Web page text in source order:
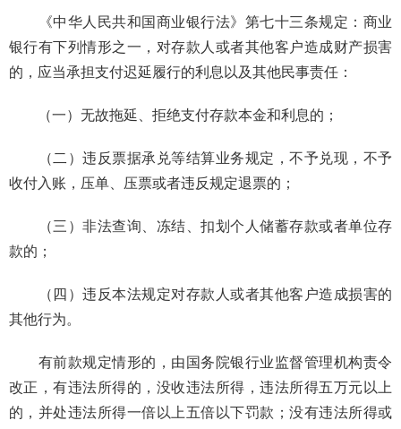
《中华人民共和国商业银行法》第七十三条规定：商业
银行有下列情形之一，对存款人或者其他客户造成财产损害
的，应当承担支付迟延履行的利息以及其他民事责任：
（一）无故拖延、拒绝支付存款本金和利息的；
（二）违反票据承兑等结算业务规定，不予兑现，不予
收付入账，压单、压票或者违反规定退票的；
（三）非法查询、冻结、扣划个人储蓄存款或者单位存
款的；
（四）违反本法规定对存款人或者其他客户造成损害的
其他行为。
有前款规定情形的，由国务院银行业监督管理机构责令
改正，有违法所得的，没收违法所得，违法所得五万元以上
的，并处违法所得一倍以上五倍以下罚款；没有违法所得或